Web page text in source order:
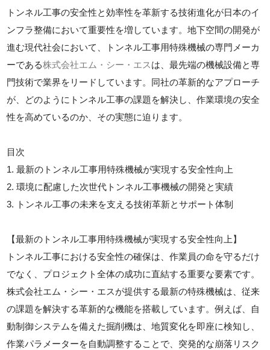
トンネル工事の安全性と効率性を革新する技術進化が日本のイ
ンフラ整備において重要性を増しています。地下空間の開発が
進む現代社会において、トンネル工事用特殊機械の専門メーカ
ーである株式会社エム・シー・エス は、最先端の機械設備と専
門技術で業界をリードしています。同社の革新的なアプローチ
が、どのようにトンネル工事の課題を解決し、作業環境の安全
性を高めているのか、その実態に迫ります。
目次
1. 最新のトンネル工事用特殊機械が実現する安全性向上
2. 環境に配慮した次世代トンネル工事機械の開発と実績
3. トンネル工事の未来を支える技術革新とサポート体制
【最新のトンネル工事用特殊機械が実現する安全性向上】
トンネル工事における安全性の確保は、作業員の命を守るだけ
でなく、プロジェクト全体の成功に直結する重要な要素です。
株式会社エム・シー・エスが提供する最新の特殊機械は、従来
の課題を解決する革新的な機能を搭載しています。例えば、自
動制御システムを備えた掘削機は、地質変化を即座に検知し、
作業パラメーターを自動調整することで、突発的な崩落リスク